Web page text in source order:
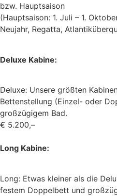
bzw. Hauptsaison
(Hauptsaison: 1. Juli – 1.
Neujahr, Regatta,
Deluxe Kabine:
Deluxe: Unsere größten
Bettenstellung (Einzel- oder
großzügigem Bad.
€ 5.200,–
Long Kabine:
Long: Etwas kleiner als die
festem Doppelbett und